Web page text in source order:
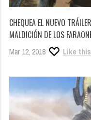
CHEQUEA EL NUEVO
MALDICIÓN DE LOS
Mar 12, 2018 Like this